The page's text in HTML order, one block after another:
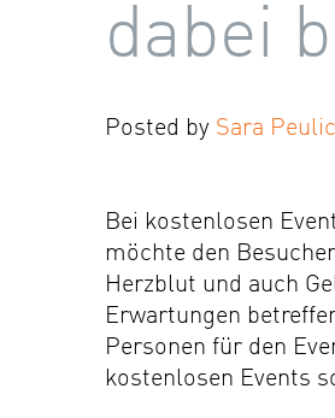
dabei
Posted by Sara Peulic
Bei kostenlosen
möchte den
Herzblut und auch
Erwartungen
Personen für den
kostenlosen Events